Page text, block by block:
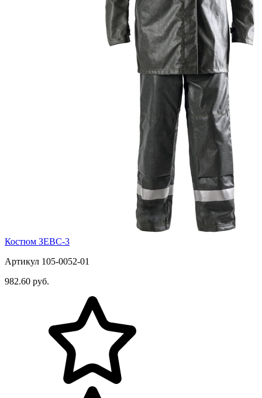
Костюм ЗЕВС-3
Артикул 105-0052-01
982.60 руб.